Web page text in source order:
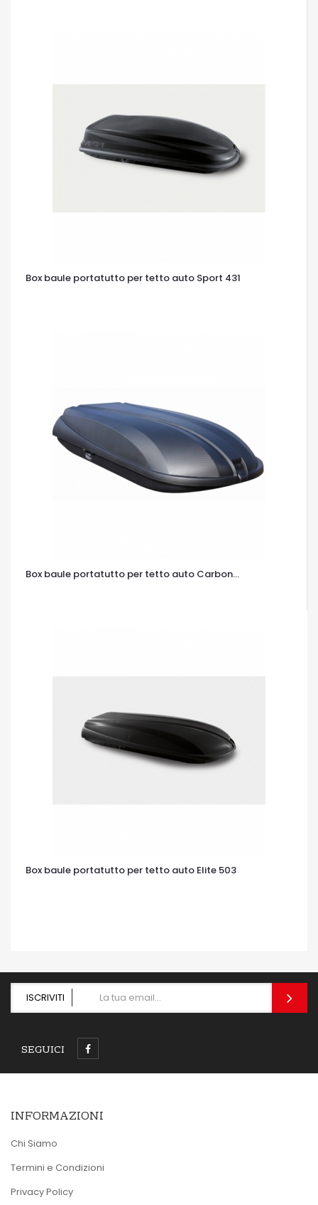
Box baule portatutto per tetto auto Sport 431
Box baule portatutto per tetto auto Carbon...
Box baule portatutto per tetto auto Elite 503
ISCRIVITI
SEGUICI
INFORMAZIONI
Chi Siamo
Termini e Condizioni
Privacy Policy